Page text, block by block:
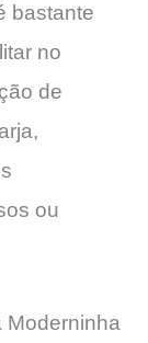
bastante
no
de
ou
Moderninha